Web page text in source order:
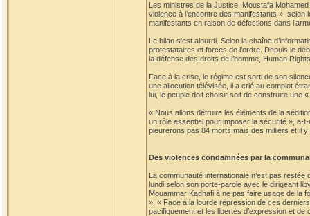
Les ministres de la Justice, Moustafa
violence à l’encontre des manifestants »,
manifestants en raison de défections dans
Le bilan s’est alourdi. Selon la chaîne
protestataires et forces de l’ordre. Depuis le
la défense des droits de l’homme, Human
Face à la crise, le régime est sorti de son
une allocution télévisée, il a crié au complot
lui, le peuple doit choisir soit de construire une
« Nous allons détruire les éléments de la
un rôle essentiel pour imposer la sécurité », a-
pleurerons pas 84 morts mais des milliers et il
Des violences condamnées par la
La communauté internationale n’est pas
lundi selon son porte-parole avec le dirigeant
Mouammar Kadhafi à ne pas faire usage de la
». « Face à la lourde répression de ces
pacifiquement et les libertés d’expression et de